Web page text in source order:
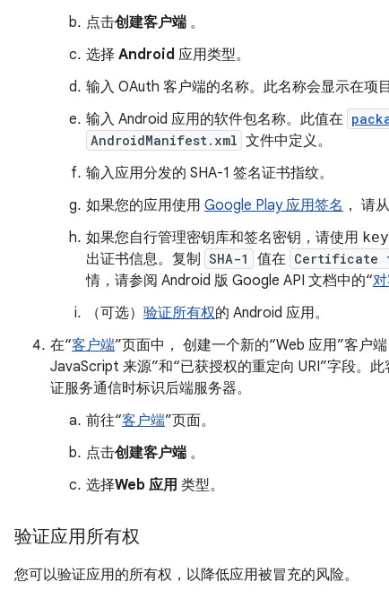
点击创建客户端 。
选择 Android 应用类型。
输入 OAuth 客户端的名称。此名称会显示在项
输入 Android 应用的软件包名称。此值在
AndroidManifest.xml 文件中定义。
输入应用分发的 SHA-1 签名证书指纹。
如果您的应用使用 Google Play 应用签名 ， 请
如果您自行管理密钥库和签名密钥，请使用
出证书信息。复制 SHA-1 值在 Certificate
情，请参阅 Android 版 Google API 文档中的“
（可选） 验证所有权的 Android 应用。
在“客户端”页面中， 创建一个新的“Web 应用”客户
JavaScript 来源”和“已获授权的重定向 URI”字段。
证服务通信时标识后端服务器。
前往“客户端”页面。
点击创建客户端 。
选择Web 应用 类型。
验证应用所有权
您可以验证应用的所有权，以降低应用被冒充的风险。